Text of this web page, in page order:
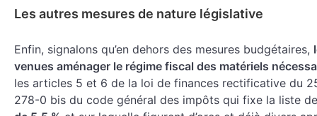
Les autres mesures de nature législative
Enfin, signalons qu’en dehors des mesures budgétaires,
venues aménager le régime fiscal des matériels
les articles 5 et 6 de la loi de finances rectificative du
278-0 bis du code général des impôts qui fixe la liste